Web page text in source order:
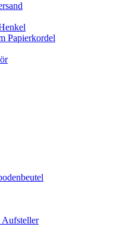
Papierkordel
Aufsteller